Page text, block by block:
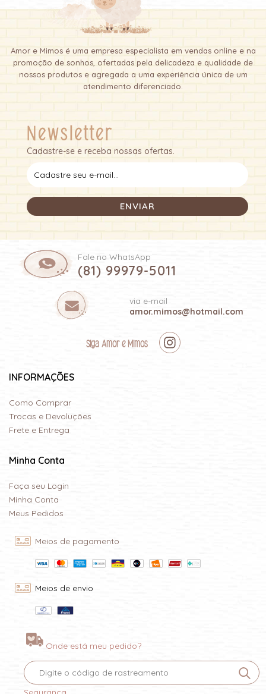
Amor e Mimos é uma empresa especialista em vendas online e na
promoção de sonhos, ofertadas pela delicadeza e qualidade de
nossos produtos e agregada a uma experiência única de um
atendimento diferenciado.
Newsletter
Cadastre-se e receba nossas ofertas.
Fale no WhatsApp
(81) 99979-5011
via e-mail
amor.mimos@hotmail.com
Siga Amor e Mimos
INFORMAÇÕES
Como Comprar
Trocas e Devoluções
Frete e Entrega
Minha Conta
Faça seu Login
Minha Conta
Meus Pedidos
Meios de pagamento
Meios de envio
Onde está meu pedido?